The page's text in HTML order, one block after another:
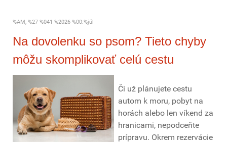
%AM, %27 %041 %2026 %00:%júl
Na dovolenku so psom? Tieto chyby
môžu skomplikovať celú cestu
Či už plánujete cestu
autom k moru, pobyt na
horách alebo len víkend za
hranicami, nepodceňte
prípravu. Okrem rezervácie